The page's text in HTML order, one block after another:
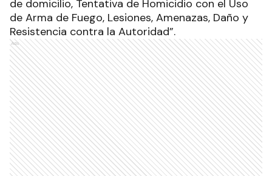
de domicilio, Tentativa de Homicidio con el Uso
de Arma de Fuego, Lesiones, Amenazas, Daño y
Resistencia contra la Autoridad”.
Ads